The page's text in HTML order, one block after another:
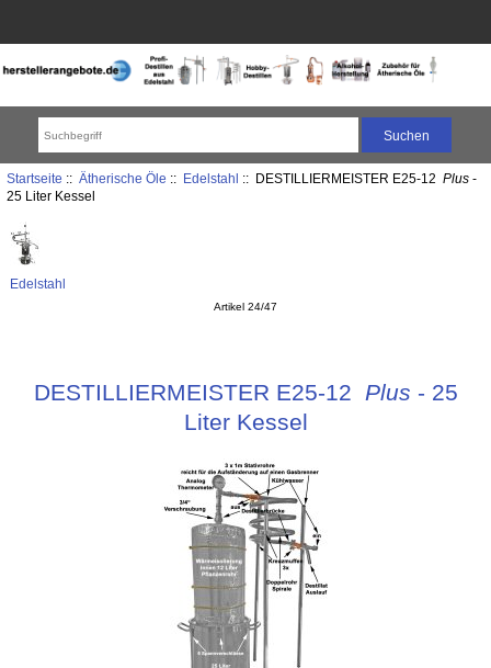
Startseite :: Ätherische Öle :: Edelstahl :: DESTILLIERMEISTER E25-12 Plus-
25 Liter Kessel
Edelstahl
Artikel 24/47
DESTILLIERMEISTER E25-12 Plus - 25
Liter Kessel